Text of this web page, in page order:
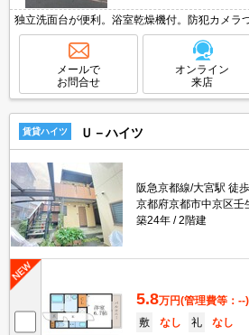
独立洗面台が便利。浴室乾燥機付。防犯カメラ
ト無料。エレベーターあり。角部屋。オートロ
安心。当店のみの専属専任物件。敷金・礼金0物
メールで
お問合せ
オンライン
来店
賃貸ハイツ Ｕ－ハイツ
阪急京都線/大宮駅 徒
京都府京都市中京区壬
築24年
2階建
5.8万円(管理費等：--)
敷
なし 礼
なし